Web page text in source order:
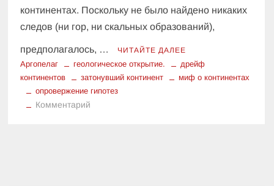
континентах. Поскольку не было найдено никаких
следов (ни гор, ни скальных образований),
предполагалось, … ЧИТАЙТЕ ДАЛЕЕ
Аргопелаг геологическое открытие.
дрейф
континентов
затонувший континент
миф о континентах
опровержение гипотез
Комментарий